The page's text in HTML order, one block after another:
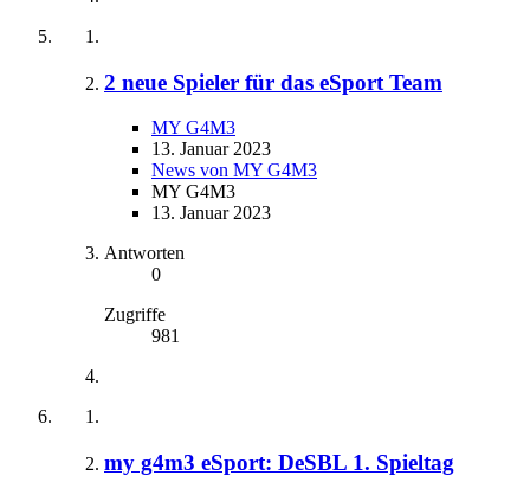
2 neue Spieler für das eSport Team
MY G4M3
13. Januar 2023
News von MY G4M3
MY G4M3
13. Januar 2023
Antworten
0
Zugriffe
981
my g4m3 eSport: DeSBL 1. Spieltag